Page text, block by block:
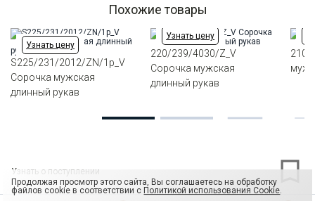
классический закругленный на пуговицах 6 см
Силуэт
Полуприталенный силуэт / Regular fit
Похожие товары
Узнать цену
S225/231/2012/ZN/1p_V
Сорочка мужская
длинный рукав
Узнать цену
220/239/4030/Z_V
Сорочка мужская
длинный рукав
210/
Узнать о поступлении
Продолжая просмотр этого сайта, Вы соглашаетесь на обработку
файлов cookie в соответствии с Политикой использования Cookie.